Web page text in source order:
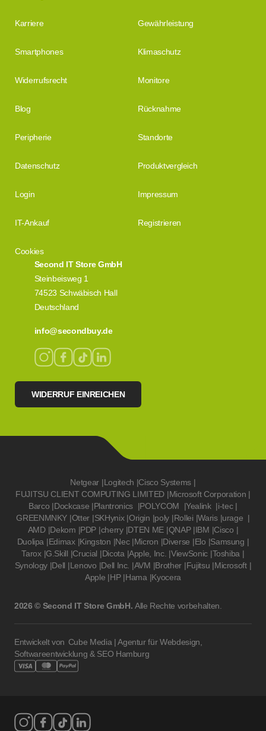
Second IT Store GmbH
Steinbeisweg 1
74523 Schwäbisch Hall
Deutschland
info@secondbuy.de
WIDERRUF EINREICHEN
Karriere Gewährleistung
Smartphones Klimaschutz
Widerrufsrecht Monitore
Blog Rücknahme
Peripherie Standorte
Datenschutz Produktvergleich
Login Impressum
IT-Ankauf Registrieren
Cookies
Netgear |Logitech |Cisco Systems |
FUJITSU CLIENT COMPUTING LIMITED |Microsoft Corporation |
Barco |Dockcase |Plantronics |POLYCOM |Yealink |i-tec |
GREENMNKY |Otter |SKHynix |Origin |poly |Rollei |Waris |urage |
AMD |Dekom |PDP |cherry |DTEN ME |QNAP |IBM |Cisco |
Duolipa |Edimax |Kingston |Nec |Micron |Diverse |Elo |Samsung |
Tarox |G.Skill |Crucial |Dicota |Apple, Inc. |ViewSonic |Toshiba |
Synology |Dell |Lenovo |Dell Inc. |AVM |Brother |Fujitsu |Microsoft |
Apple |HP |Hama |Kyocera
2026 © Second IT Store GmbH. Alle Rechte vorbehalten.
Entwickelt von Cube Media | Agentur für Webdesign,
Softwareentwicklung & SEO Hamburg